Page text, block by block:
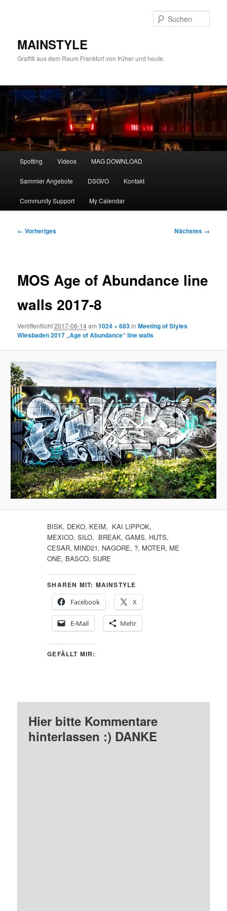
MAINSTYLE
Graffiti aus dem Raum Frankfurt von früher und heute.
Spotting Videos MAG DOWNLOAD
Sammler Angebote DSGVO Kontakt
Community Support My Calendar
Bilder-
← Vorheriges Nächstes →
MOS Age of Abundance line
walls 2017-8
Veröffentlicht2017-06-14am1024 × 683inMeeting of Styles
Wiesbaden 2017 „Age of Abundance“ line walls
BISK, DEKO, KEIM, KAI LIPPOK,
MEXICO, SILO, BREAK, GAMS, HUTS,
CESAR, MIND21, NAGORE, ?, MOTER, ME
ONE, BASCO, SURE
SHAREN MIT: MAINSTYLE
Facebook
X
E-Mail Mehr
GEFÄLLT MIR:
Hier bitte Kommentare
hinterlassen :) DANKE